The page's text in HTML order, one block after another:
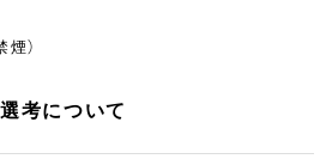
）
選考について